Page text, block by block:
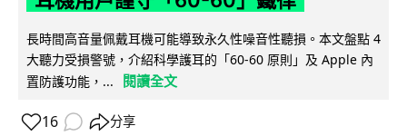
長時間高音量佩戴耳機可能導致永久性噪音性聽損。本文盤點 4
大聽力受損警號，介紹科學護耳的「60-60 原則」及 Apple 內
置防護功能，...
閱讀全文
16 分享